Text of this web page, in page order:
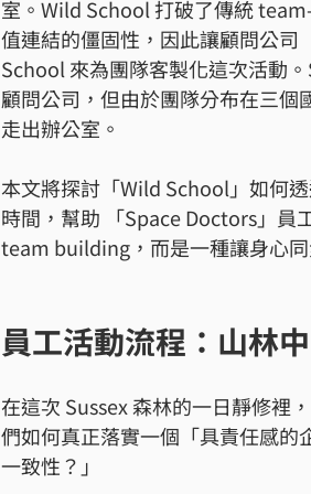
室。Wild School 打破了傳統
值連結的僵固性，因此讓顧問公司
School 來為團隊客製化這次活動
顧問公司，但由於團隊分布在三
走出辦公室。
本文將探討「Wild School」如何
時間，幫助 「Space Doctors」員
team building，而是一種讓身心
員工活動流程：山林
在這次 Sussex 森林的一日靜修裡
們如何真正落實一個「具責任感
一致性？」